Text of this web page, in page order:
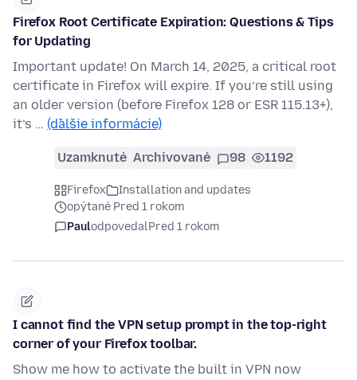
Firefox Root Certificate Expiration: Questions & Tips
for Updating
Important update! On March 14, 2025, a critical root
certificate in Firefox will expire. If you’re still using
an older version (before Firefox 128 or ESR 115.13+),
it’s … (ďalšie informácie)
Uzamknuté Archivované 98 1192
Firefox
Installation and updates
opýtané Pred 1 rokom
PaulodpovedalPred 1 rokom
I cannot find the VPN setup prompt in the top-right
corner of your Firefox toolbar.
Show me how to activate the built in VPN now